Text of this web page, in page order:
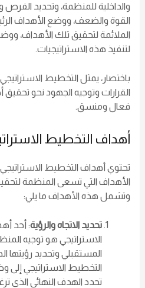
والداخلية للمنظمة، وتحديد الفرص
القوة والضعف، ووضع الأهداف
الملائمة لتحقيق تلك الأهداف،
لتنفيذ هذه الاستراتيجيات.
باختصار، يمثل التخطيط الاستراتيجي
القرارات وتوجيه الجهود نحو
فعال ومنسق.
أهداف التخطيط
تحتوي أهداف التخطيط
الأهداف التي تسعى المنظمة
وتشمل هذه الأهداف ما يلي:
تحديد الاتجاه والرؤية: أحد
الاستراتيجي هو توجيه
المستقبلي وتحديد رؤيتها
التخطيط الاستراتيجي
تحدد الهدف النهائي الذي